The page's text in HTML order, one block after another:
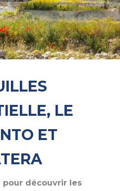
LE
ET
découvrir les